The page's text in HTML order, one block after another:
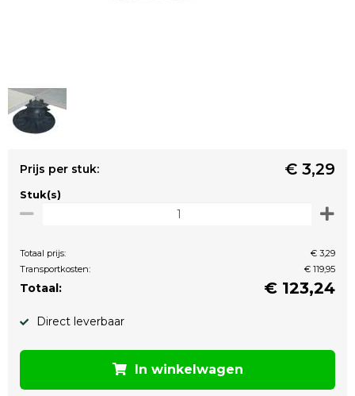
Prijs per stuk: € 3,29
Stuk(s)
Totaal prijs:
€ 3,29
Transportkosten:
€ 119,95
Totaal: € 123,24
Direct leverbaar
In winkelwagen